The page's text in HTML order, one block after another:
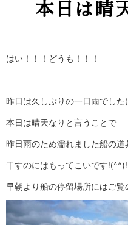
本日は晴
はい！！！どうも！！！
昨日は久しぶりの一日雨でした
本日は晴天なりと言うことで
昨日雨のため濡れました船の道
干すのにはもってこいです!(^^)!
早朝より船の停留場所にはご